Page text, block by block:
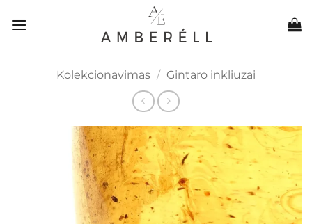
Kolekcionavimas / Gintaro inkliuzai